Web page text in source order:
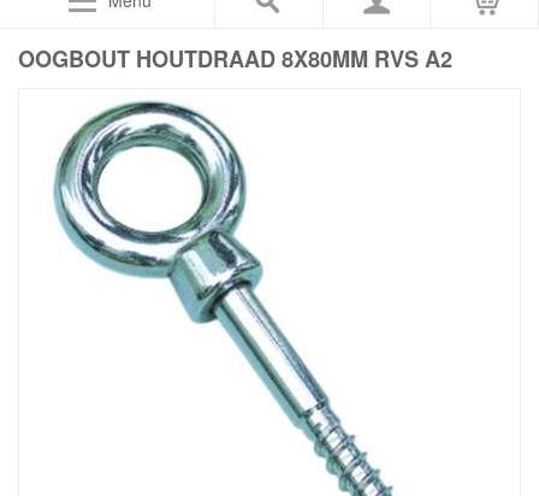
OOGBOUT HOUTDRAAD 8X80MM RVS A2